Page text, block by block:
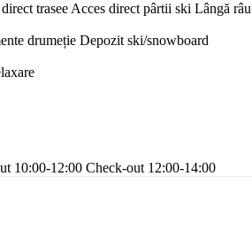
trasee Acces direct pârtii ski Lângă
drumeție Depozit ski/snowboard
10:00-12:00 Check-out 12:00-14:00